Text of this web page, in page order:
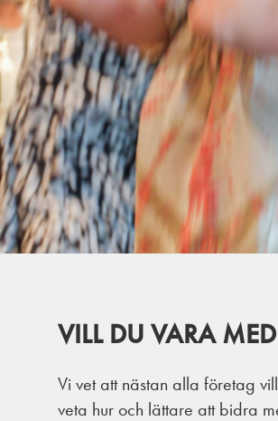
VILL DU VARA
Vi vet att nästan alla företag
veta hur och lättare att bidra